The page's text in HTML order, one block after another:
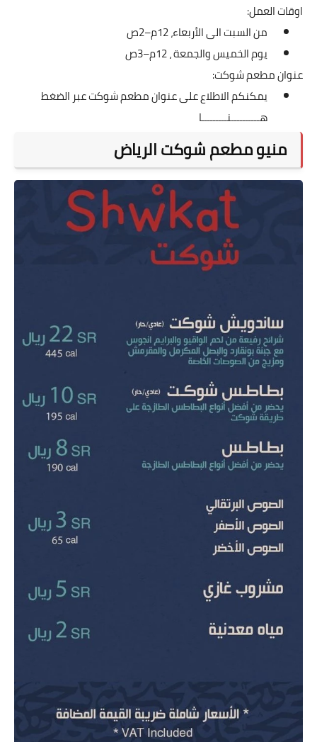
اوقات العمل:
من السبت الى الأربعاء، 12م–2ص
يوم الخميس والجمعة ، 12م–3ص
عنوان مطعم شوكت:
يمكنكم الاطلاع على عنوان مطعم شوكت عبر الضغط
هــــــــــنـــــــــا
منيو مطعم شوكت الرياض